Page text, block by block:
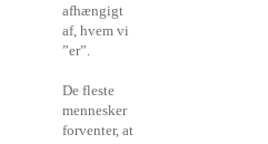
afhængigt
af, hvem vi
”er”.
De fleste
mennesker
forventer, at